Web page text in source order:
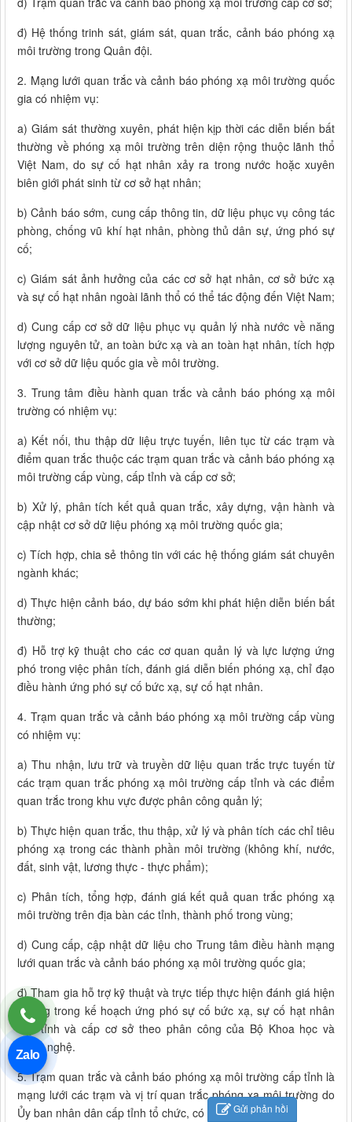
đ) Hệ thống trinh sát, giám sát, quan trắc, cảnh báo phóng xạ
môi trường trong Quân đội.
2. Mạng lưới quan trắc và cảnh báo phóng xạ môi trường quốc
gia có nhiệm vụ:
a) Giám sát thường xuyên, phát hiện kịp thời các diễn biến bất
thường về phóng xạ môi trường trên diện rộng thuộc lãnh thổ
Việt Nam, do sự cố hạt nhân xảy ra trong nước hoặc xuyên
biên giới phát sinh từ cơ sở hạt nhân;
b) Cảnh báo sớm, cung cấp thông tin, dữ liệu phục vụ công tác
phòng, chống vũ khí hạt nhân, phòng thủ dân sự, ứng phó sự
cố;
c) Giám sát ảnh hưởng của các cơ sở hạt nhân, cơ sở bức xạ
và sự cố hạt nhân ngoài lãnh thổ có thể tác động đến Việt Nam;
d) Cung cấp cơ sở dữ liệu phục vụ quản lý nhà nước về năng
lượng nguyên tử, an toàn bức xạ và an toàn hạt nhân, tích hợp
với cơ sở dữ liệu quốc gia về môi trường.
3. Trung tâm điều hành quan trắc và cảnh báo phóng xạ môi
trường có nhiệm vụ:
a) Kết nối, thu thập dữ liệu trực tuyến, liên tục từ các trạm và
điểm quan trắc thuộc các trạm quan trắc và cảnh báo phóng xạ
môi trường cấp vùng, cấp tỉnh và cấp cơ sở;
b) Xử lý, phân tích kết quả quan trắc, xây dựng, vận hành và
cập nhật cơ sở dữ liệu phóng xạ môi trường quốc gia;
c) Tích hợp, chia sẻ thông tin với các hệ thống giám sát chuyên
ngành khác;
d) Thực hiện cảnh báo, dự báo sớm khi phát hiện diễn biến bất
thường;
đ) Hỗ trợ kỹ thuật cho các cơ quan quản lý và lực lượng ứng
phó trong việc phân tích, đánh giá diễn biến phóng xạ, chỉ đạo
điều hành ứng phó sự cố bức xạ, sự cố hạt nhân.
4. Trạm quan trắc và cảnh báo phóng xạ môi trường cấp vùng
có nhiệm vụ:
a) Thu nhận, lưu trữ và truyền dữ liệu quan trắc trực tuyến từ
các trạm quan trắc phóng xạ môi trường cấp tỉnh và các điểm
quan trắc trong khu vực được phân công quản lý;
b) Thực hiện quan trắc, thu thập, xử lý và phân tích các chỉ tiêu
phóng xạ trong các thành phần môi trường (không khí, nước,
đất, sinh vật, lương thực - thực phẩm);
c) Phân tích, tổng hợp, đánh giá kết quả quan trắc phóng xạ
môi trường trên địa bàn các tỉnh, thành phố trong vùng;
d) Cung cấp, cập nhật dữ liệu cho Trung tâm điều hành mạng
lưới quan trắc và cảnh báo phóng xạ môi trường quốc gia;
đ) Tham gia hỗ trợ kỹ thuật và trực tiếp thực hiện đánh giá hiện
trường trong kế hoạch ứng phó sự cố bức xạ, sự cố hạt nhân
cấp tỉnh và cấp cơ sở theo phân công của Bộ Khoa học và
Công nghệ.
5. Trạm quan trắc và cảnh báo phóng xạ môi trường cấp tỉnh là
mạng lưới các trạm và vị trí quan trắc phóng xạ môi trường do
Ủy ban nhân dân cấp tỉnh tổ chức, có nhiệm vụ:Gửi phản hồi
Zalo